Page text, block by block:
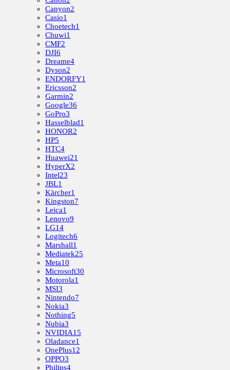
Canyon2
Casio1
Choetech1
Chuwi1
CMF2
DJI6
Dreame4
Dyson2
ENDORFY1
Ericsson2
Garmin2
Google36
GoPro3
Hasselblad1
HONOR2
HP5
HTC4
Huawei21
HyperX2
Intel23
JBL1
Kärcher1
Kingston7
Leica1
Lenovo9
LG14
Logitech6
Marshall1
Mediatek25
Meta10
Microsoft30
Motorola1
MSI3
Nintendo7
Nokia3
Nothing5
Nubia3
NVIDIA15
Oladance1
OnePlus12
OPPO3
Philips4